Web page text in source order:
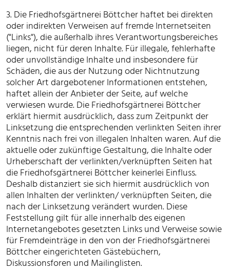
3. Die Friedhofsgärtnerei Böttcher haftet bei direkten
oder indirekten Verweisen auf fremde Internetseiten
("Links"), die außerhalb ihres Verantwortungsbereiches
liegen, nicht für deren Inhalte. Für illegale, fehlerhafte
oder unvollständige Inhalte und insbesondere für
Schäden, die aus der Nutzung oder Nichtnutzung
solcher Art dargebotener Informationen entstehen,
haftet allein der Anbieter der Seite, auf welche
verwiesen wurde. Die Friedhofsgärtnerei Böttcher
erklärt hiermit ausdrücklich, dass zum Zeitpunkt der
Linksetzung die entsprechenden verlinkten Seiten ihrer
Kenntnis nach frei von illegalen Inhalten waren. Auf die
aktuelle oder zukünftige Gestaltung, die Inhalte oder
Urheberschaft der verlinkten/verknüpften Seiten hat
die Friedhofsgärtnerei Böttcher keinerlei Einfluss.
Deshalb distanziert sie sich hiermit ausdrücklich von
allen Inhalten der verlinkten/ verknüpften Seiten, die
nach der Linksetzung verändert wurden. Diese
Feststellung gilt für alle innerhalb des eigenen
Internetangebotes gesetzten Links und Verweise sowie
für Fremdeinträge in den von der Friedhofsgärtnerei
Böttcher eingerichteten Gästebüchern,
Diskussionsforen und Mailinglisten.